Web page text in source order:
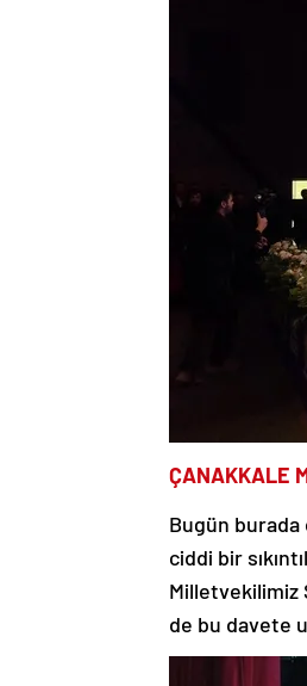
ÇANAKKALE
Bugün
ciddi bir
Milletvekilimiz
de bu davete